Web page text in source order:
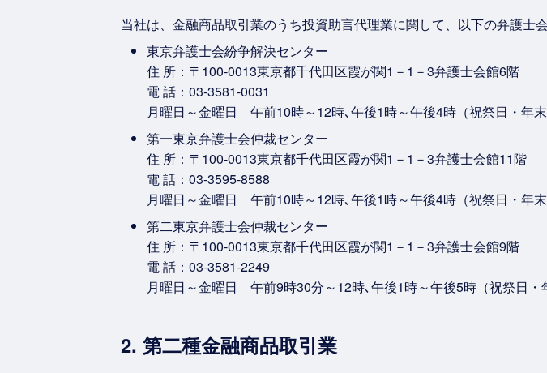
当社は、金融商品取引業のうち投資助言代理業に関して、以下の弁護士
東京弁護士会紛争解決センター
住 所：〒100-0013東京都千代田区霞が関1－1－3弁護士会館6階
電 話：03-3581-0031
月曜日～金曜日 午前10時～12時､午後1時～午後4時（祝祭日・年末
第一東京弁護士会仲裁センター
住 所：〒100-0013東京都千代田区霞が関1－1－3弁護士会館11階
電 話：03-3595-8588
月曜日～金曜日 午前10時～12時､午後1時～午後4時（祝祭日・年末
第二東京弁護士会仲裁センター
住 所：〒100-0013東京都千代田区霞が関1－1－3弁護士会館9階
電 話：03-3581-2249
月曜日～金曜日 午前9時30分～12時､午後1時～午後5時（祝祭日・
2. 第二種金融商品取引業